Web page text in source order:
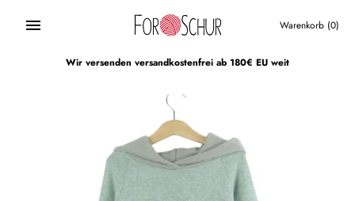
Warenkorb (0)
Wir versenden versandkostenfrei ab 180€ EU weit